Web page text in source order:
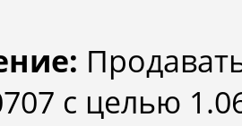
с целью